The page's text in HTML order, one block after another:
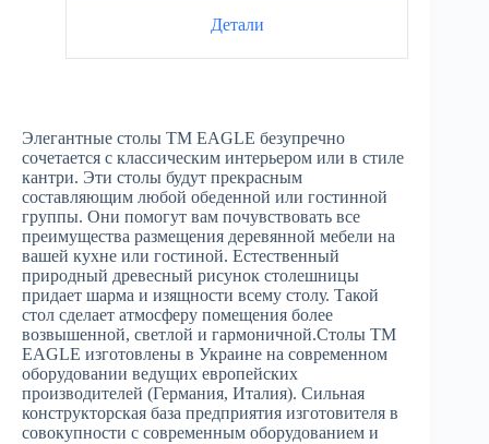
Детали
Элегантные столы ТМ EAGLE безупречно
сочетается с классическим интерьером или в стиле
кантри. Эти столы будут прекрасным
составляющим любой обеденной или гостинной
группы. Они помогут вам почувствовать все
преимущества размещения деревянной мебели на
вашей кухне или гостиной. Естественный
природный древесный рисунок столешницы
придает шарма и изящности всему столу. Такой
стол сделает атмосферу помещения более
возвышенной, светлой и гармоничной.Столы ТМ
EAGLE изготовлены в Украине на современном
оборудовании ведущих европейских
производителей (Германия, Италия). Сильная
конструкторская база предприятия изготовителя в
совокупности с современным оборудованием и